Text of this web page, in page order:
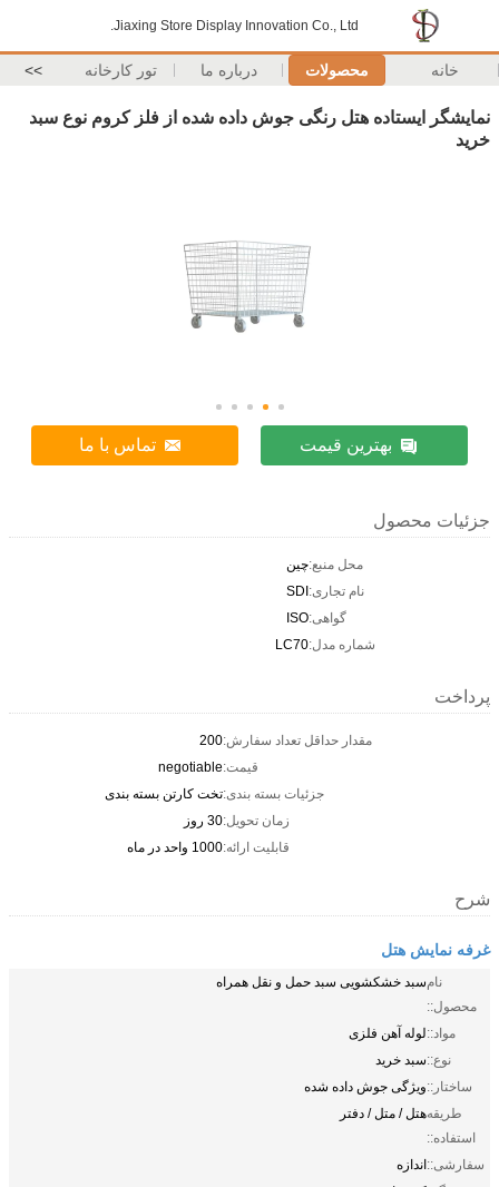
Jiaxing Store Display Innovation Co., Ltd.
خانه محصولات درباره ما تور کارخانه >>
نمایشگر ایستاده هتل رنگی جوش داده شده از فلز کروم نوع سبد
خرید
بهترین قیمت تماس با ما
جزئیات محصول
محل منبع:چین
نام تجاری:SDI
گواهی:ISO
شماره مدل:LC70
پرداخت
مقدار حداقل تعداد سفارش:200
قیمت:negotiable
جزئیات بسته بندی:تخت کارتن بسته بندی
زمان تحویل:30 روز
قابلیت ارائه:1000 واحد در ماه
شرح
غرفه نمایش هتل
نام
محصول::
سبد خشکشویی سبد حمل و نقل همراه
مواد::لوله آهن فلزی
نوع::سبد خرید
ساختار::ویژگی جوش داده شده
طریقه
استفاده::
هتل / متل / دفتر
سفارشی::اندازه